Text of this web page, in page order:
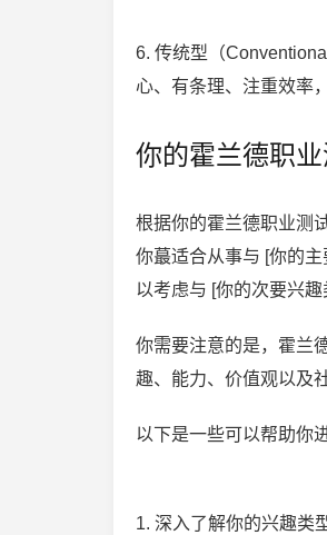
6. 传统型（
心、有条理、注重效率
你的霍兰德职
根据你的霍兰德职业测
你蕞适合从事与 [你的
以考虑与 [你的次要兴
你需要注意的是，霍兰
趣、能力、价值观以及
以下是一些可以帮助你
1. 深入了解你的兴趣类